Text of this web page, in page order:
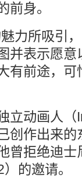
前身。
力所吸引
并表示愿
有前途，
立动画人
创作出来
曾拒绝迪
的邀请。